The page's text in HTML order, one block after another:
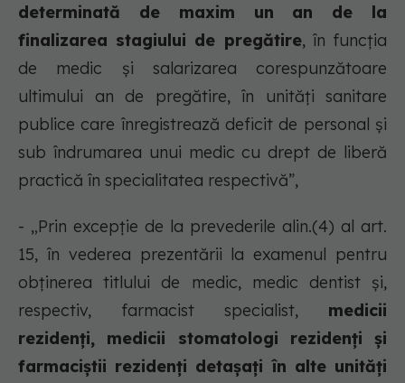
determinată de maxim un an de la
finalizarea stagiului de pregătire, în funcția
de medic și salarizarea corespunzătoare
ultimului an de pregătire, în unități sanitare
publice care înregistrează deficit de personal și
sub îndrumarea unui medic cu drept de liberă
practică în specialitatea respectivă”,
- „Prin excepție de la prevederile alin.(4) al art.
15, în vederea prezentării la examenul pentru
obținerea titlului de medic, medic dentist și,
respectiv, farmacist specialist, medicii
rezidenți, medicii stomatologi rezidenți și
farmaciștii rezidenți detașați în alte unități